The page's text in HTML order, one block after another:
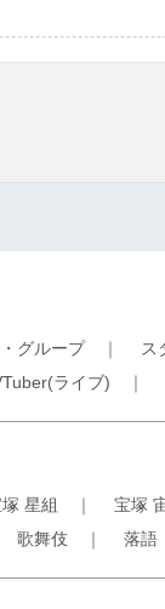
グループ｜ ス
ライブ) ｜
星組 ｜ 宝塚
歌舞伎 ｜ 落語